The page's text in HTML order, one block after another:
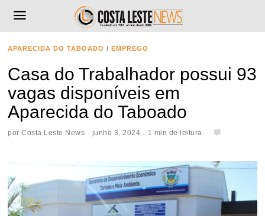
APARECIDA DO TABOADO / EMPREGO
Casa do Trabalhador possui 93
vagas disponíveis em
Aparecida do Taboado
porCosta Leste News junho 3, 2024 1 min de leitura